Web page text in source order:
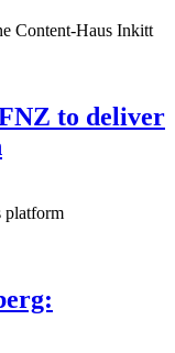
Content-Haus Inkitt
to deliver
platform